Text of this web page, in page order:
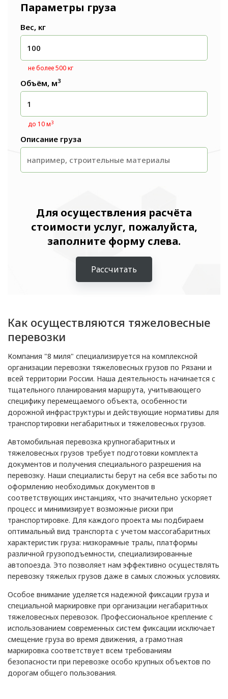
Параметры груза
Вес, кг
не более 500 кг
Объём, м3
до 10 м3
Описание груза
Для осуществления расчёта
стоимости услуг, пожалуйста,
заполните форму слева.
Рассчитать
Как осуществляются тяжеловесные
перевозки
Компания "8 миля" специализируется на комплексной
организации перевозки тяжеловесных грузов по Рязани и
всей территории России. Наша деятельность начинается с
тщательного планирования маршрута, учитывающего
специфику перемещаемого объекта, особенности
дорожной инфраструктуры и действующие нормативы для
транспортировки негабаритных и тяжеловесных грузов.
Автомобильная перевозка крупногабаритных и
тяжеловесных грузов требует подготовки комплекта
документов и получения специального разрешения на
перевозку. Наши специалисты берут на себя все заботы по
оформлению необходимых документов в
соответствующих инстанциях, что значительно ускоряет
процесс и минимизирует возможные риски при
транспортировке. Для каждого проекта мы подбираем
оптимальный вид транспорта с учетом массогабаритных
характеристик груза: низкорамные тралы, платформы
различной грузоподъемности, специализированные
автопоезда. Это позволяет нам эффективно осуществлять
перевозку тяжелых грузов даже в самых сложных условиях.
Особое внимание уделяется надежной фиксации груза и
специальной маркировке при организации негабаритных
тяжеловесных перевозок. Профессиональное крепление с
использованием современных систем фиксации исключает
смещение груза во время движения, а грамотная
маркировка соответствует всем требованиям
безопасности при перевозке особо крупных объектов по
дорогам общего пользования.